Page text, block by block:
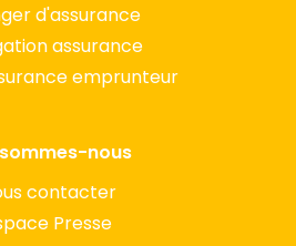
d'assurance
assurance
emprunteur
nous
contacter
Presse